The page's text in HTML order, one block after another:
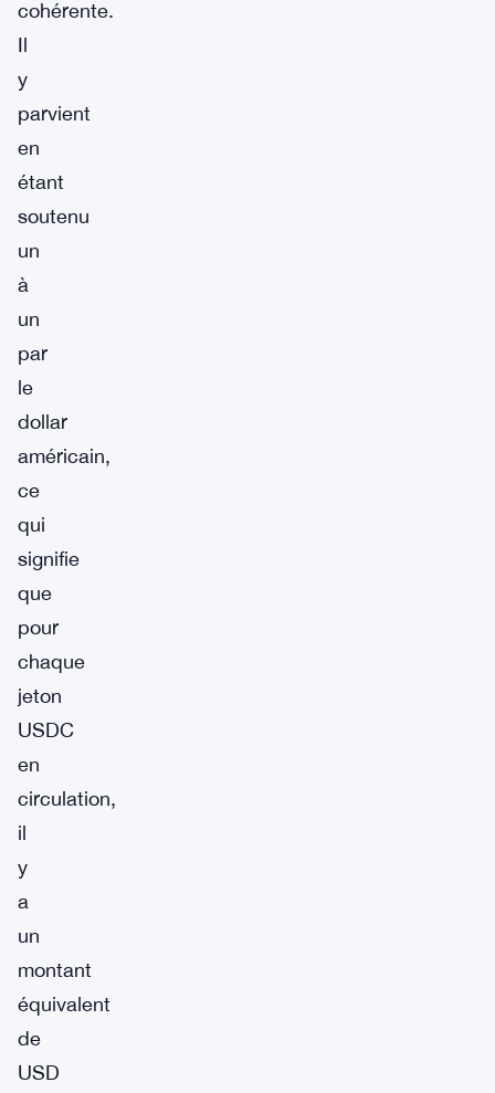
cohérente.
Il
y
parvient
en
étant
soutenu
un
à
un
par
le
dollar
américain,
ce
qui
signifie
que
pour
chaque
jeton
USDC
en
circulation,
il
y
a
un
montant
équivalent
de
USD